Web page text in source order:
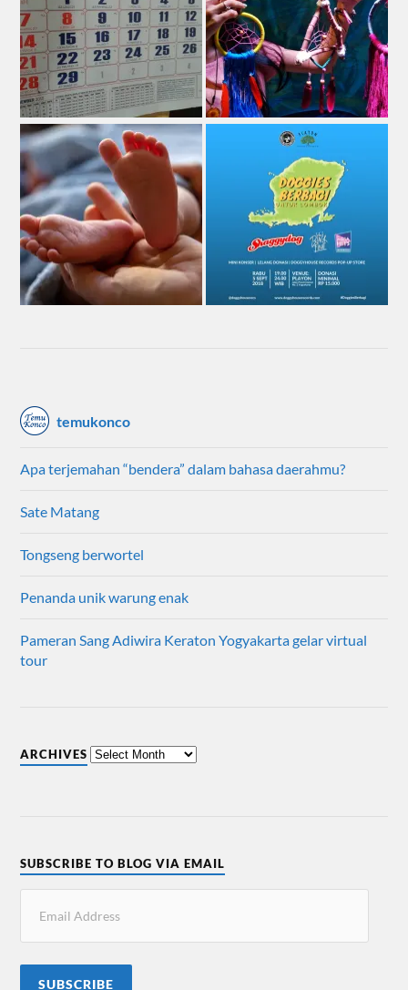
temukonco
Apa terjemahan “bendera” dalam bahasa daerahmu?
Sate Matang
Tongseng berwortel
Penanda unik warung enak
Pameran Sang Adiwira Keraton Yogyakarta gelar virtual
tour
ARCHIVES
SUBSCRIBE TO BLOG VIA EMAIL
SUBSCRIBE